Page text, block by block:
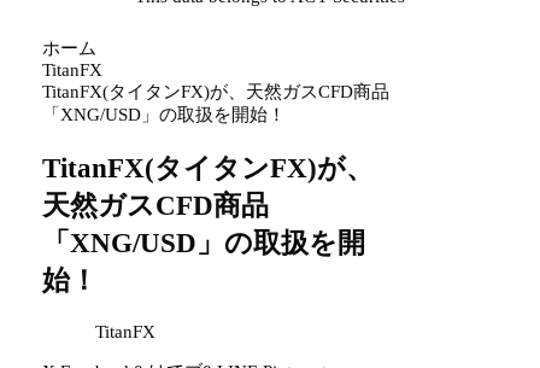
ホーム
TitanFX
TitanFX(タイタンFX)が、天然ガスCFD商品
「XNG/USD」の取扱を開始！
TitanFX(タイタンFX)が、
天然ガスCFD商品
「XNG/USD」の取扱を開
始！
TitanFX